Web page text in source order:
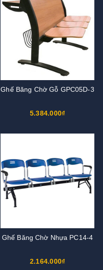
Ghế Băng Chờ Gỗ GPC05D-3
5.384.000₫
Ghế Băng Chờ Nhựa PC14-4
2.164.000₫